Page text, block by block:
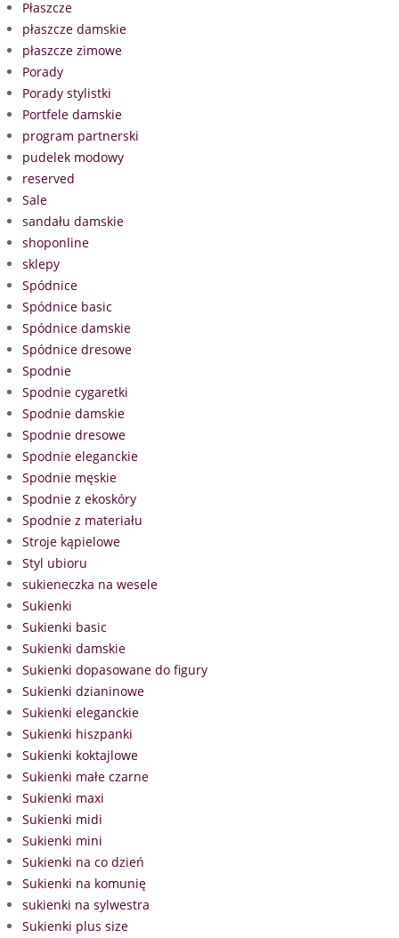
Płaszcze
płaszcze damskie
płaszcze zimowe
Porady
Porady stylistki
Portfele damskie
program partnerski
pudelek modowy
reserved
Sale
sandału damskie
shoponline
sklepy
Spódnice
Spódnice basic
Spódnice damskie
Spódnice dresowe
Spodnie
Spodnie cygaretki
Spodnie damskie
Spodnie dresowe
Spodnie eleganckie
Spodnie męskie
Spodnie z ekoskóry
Spodnie z materiału
Stroje kąpielowe
Styl ubioru
sukieneczka na wesele
Sukienki
Sukienki basic
Sukienki damskie
Sukienki dopasowane do figury
Sukienki dzianinowe
Sukienki eleganckie
Sukienki hiszpanki
Sukienki koktajlowe
Sukienki małe czarne
Sukienki maxi
Sukienki midi
Sukienki mini
Sukienki na co dzień
Sukienki na komunię
sukienki na sylwestra
Sukienki plus size